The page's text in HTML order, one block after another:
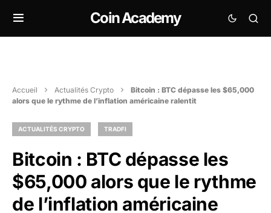
Coin Academy
Accueil Actualités Crypto
Bitcoin : BTC dépasse les $65,000
alors que le rythme de l’inflation américaine ralentit
ACTUALITÉS CRYPTO TRADFI
Bitcoin : BTC dépasse les
$65,000 alors que le rythme
de l’inflation américaine